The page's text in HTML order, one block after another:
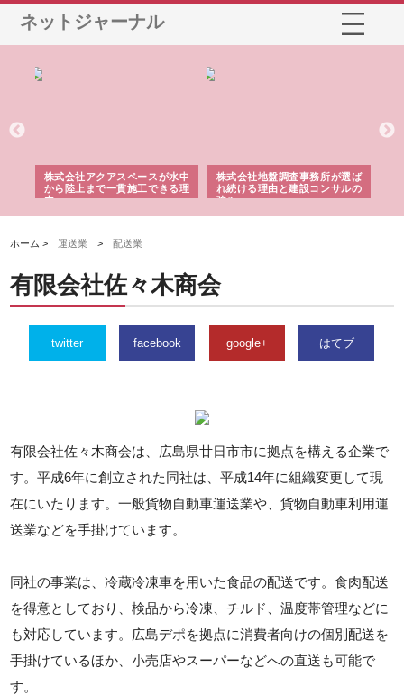
ネットジャーナル
株式会社アクアスペースが水中
から陸上まで一貫施工できる理
由
株式会社地盤調査事務所が選ば
れ続ける理由と建設コンサルの
強み
ホーム >運送業 >配送業
有限会社佐々木商会
twitter facebook google+ はてブ
有限会社佐々木商会は、広島県廿日市市に拠点を構える企業で
す。平成6年に創立された同社は、平成14年に組織変更して現
在にいたります。一般貨物自動車運送業や、貨物自動車利用運
送業などを手掛けています。
同社の事業は、冷蔵冷凍車を用いた食品の配送です。食肉配送
を得意としており、検品から冷凍、チルド、温度帯管理などに
も対応しています。広島デポを拠点に消費者向けの個別配送を
手掛けているほか、小売店やスーパーなどへの直送も可能で
す。